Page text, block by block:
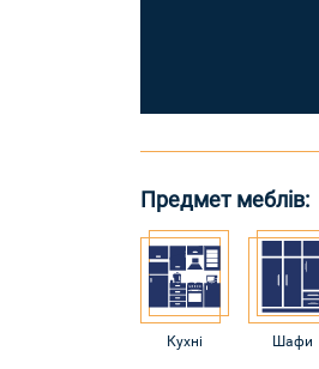
Предмет меблів:
Кухні Шафи